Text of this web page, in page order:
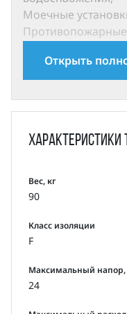
Моечные
Противопожарные
Cистемы
воздуха;
Системы питания
конденсата;
Системы
металлорежущих
охлаждающей
установки
установки,
земель,
установки.
Открыть
Характеристики
Вес, кг
90
Класс изоляции
F
Максимальный
24